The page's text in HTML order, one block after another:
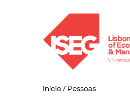
Início/ Pessoas